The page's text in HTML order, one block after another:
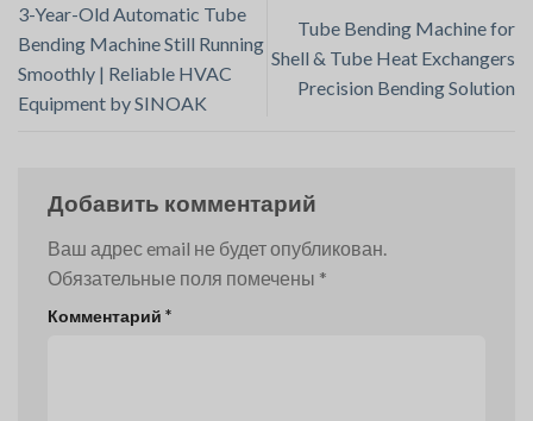
3-Year-Old Automatic Tube
Bending Machine Still Running
Smoothly | Reliable HVAC
Equipment by SINOAK
Tube Bending Machine for
Shell & Tube Heat Exchangers
Precision Bending Solution
Добавить комментарий
Ваш адрес email не будет опубликован.
Обязательные поля помечены *
Комментарий *